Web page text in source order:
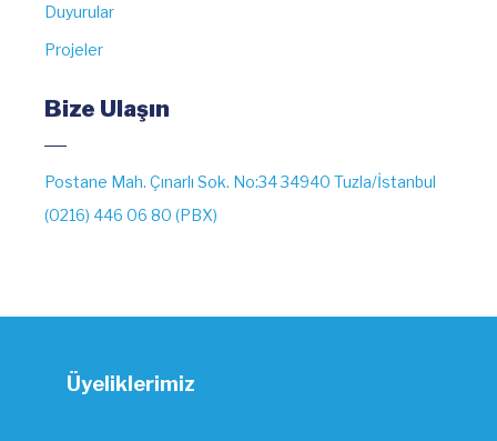
Duyurular
Projeler
Bize Ulaşın
Postane Mah. Çınarlı Sok. No:34 34940 Tuzla/İstanbul
(0216) 446 06 80 (PBX)
Üyeliklerimiz